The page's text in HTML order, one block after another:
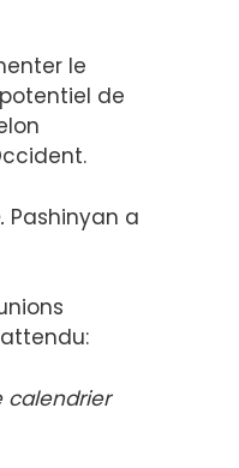
le
de
Pashinyan a
calendrier